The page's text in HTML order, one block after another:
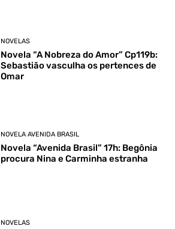
NOVELAS
Novela “A Nobreza do Amor” Cp119b:
Sebastião vasculha os pertences de
Omar
NOVELA AVENIDA BRASIL
Novela “Avenida Brasil” 17h: Begônia
procura Nina e Carminha estranha
NOVELAS